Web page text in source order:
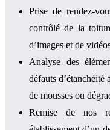
Prise de rendez-
contrôlé de la
d’images et de
Analyse des
défauts d’étanchéité
de mousses ou
Remise de nos